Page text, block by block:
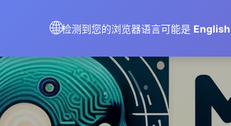
🌐检测到您的浏览器语言可能是 English
AIMeticulously